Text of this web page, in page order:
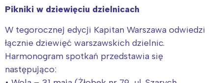
Pikniki w dziewięciu dzielnicach
W tegorocznej edycji Kapitan Warszawa odwiedzi
łącznie dziewięć warszawskich dzielnic.
Harmonogram spotkań przedstawia się
następująco: